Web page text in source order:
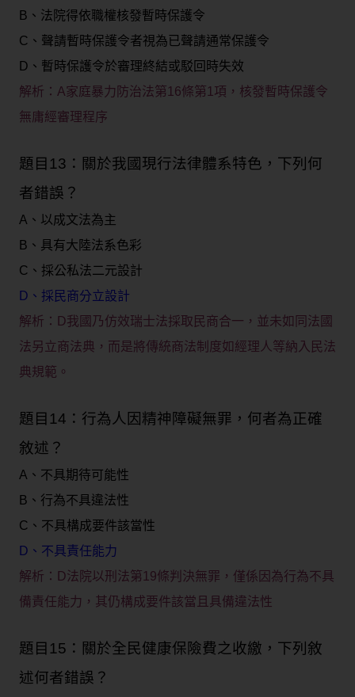
B、法院得依職權核發暫時保護令
C、聲請暫時保護令者視為已聲請通常保護令
D、暫時保護令於審理終結或駁回時失效
解析： A家庭暴力防治法第16條第1項，核發暫時保護令
無庸經審理程序
題目13：關於我國現行法律體系特色，下列何
者錯誤？
A、以成文法為主
B、具有大陸法系色彩
C、採公私法二元設計
D、採民商分立設計
解析： D我國乃仿效瑞士法採取民商合一，並未如同法國
法另立商法典，而是將傳統商法制度如經理人等納入民法
典規範。
題目14：行為人因精神障礙無罪，何者為正確
敘述？
A、不具期待可能性
B、行為不具違法性
C、不具構成要件該當性
D、不具責任能力
解析： D法院以刑法第19條判決無罪，僅係因為行為不具
備責任能力，其仍構成要件該當且具備違法性
題目15：關於全民健康保險費之收繳，下列敘
述何者錯誤？